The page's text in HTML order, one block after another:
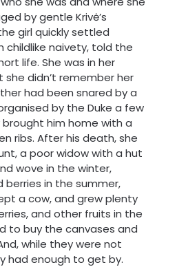
by gentle Krivė’s
girl quickly settled
childlike naivety, told the
life. She was in her
didn’t remember her
had been snared by a
by the Duke a few
him home with a
ribs. After his death, she
a poor widow with a hut
wove in the winter,
in the summer,
a cow, and grew plenty
and other fruits in the
to buy the canvases and
while they were not
had enough to get by.